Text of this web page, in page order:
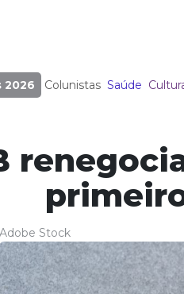
2026 Colunistas Saúde
Adobe Stock